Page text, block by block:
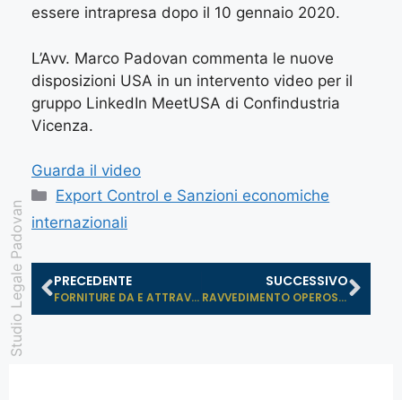
Studio Legale Padovan
essere intrapresa dopo il 10 gennaio 2020.
L’Avv. Marco Padovan commenta le nuove
disposizioni USA in un intervento video per il
gruppo LinkedIn MeetUSA di Confindustria
Vicenza.
Guarda il video
Export Control e Sanzioni economiche
internazionali
PRECEDENTE
FORNITURE DA E ATTRAVERSO LA CINA: ...
SUCCESSIVO
RAVVEDIMENTO OPEROSO IN DOGANA: ULT...